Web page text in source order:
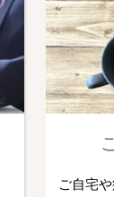
ご自宅